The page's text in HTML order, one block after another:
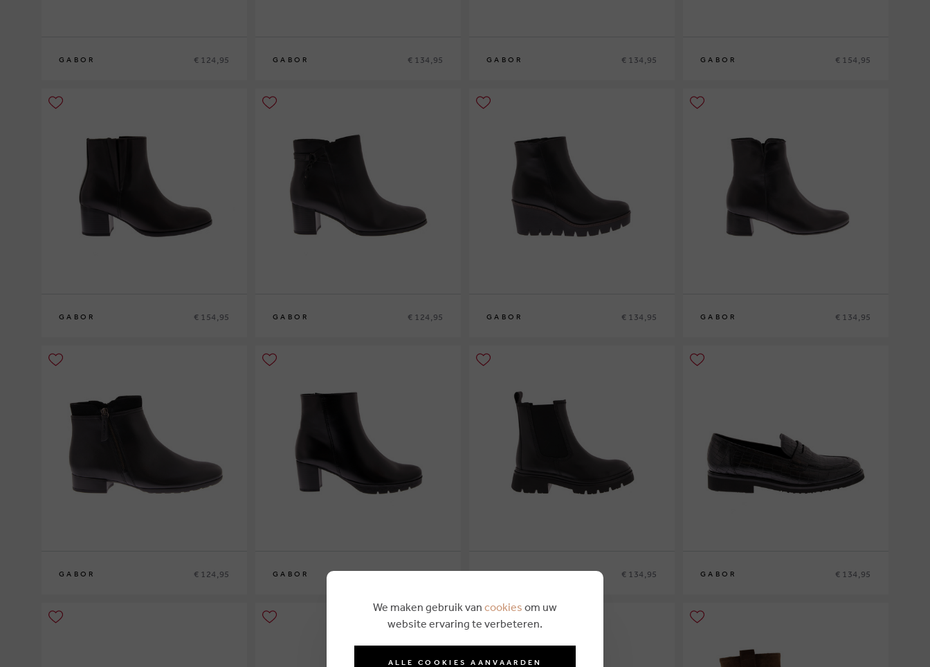
GABOR € 124,95 GABOR € 134,95 GABOR € 134,95 GABOR € 154,95
GABOR € 154,95 GABOR € 124,95 GABOR € 134,95 GABOR € 134,95
GABOR € 124,95 GABOR € 124,95 GABOR € 134,95 GABOR € 134,95
We maken gebruik van cookies om uw
website ervaring te verbeteren.
ALLE COOKIES AANVAARDEN